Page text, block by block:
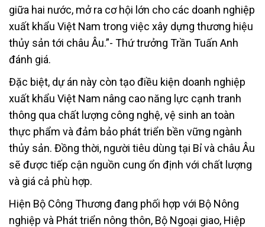
giữa hai nước, mở ra cơ hội lớn cho các doanh nghiệp
xuất khẩu Việt Nam trong việc xây dựng thương hiệu
thủy sản tới châu Âu.”- Thứ trưởng Trần Tuấn Anh
đánh giá.
Đặc biệt, dự án này còn tạo điều kiện doanh nghiệp
xuất khẩu Việt Nam nâng cao năng lực cạnh tranh
thông qua chất lượng công nghệ, vệ sinh an toàn
thực phẩm và đảm bảo phát triển bền vững ngành
thủy sản. Đồng thời, người tiêu dùng tại Bỉ và châu Âu
sẽ được tiếp cận nguồn cung ổn định với chất lượng
và giá cả phù hợp.
Hiện Bộ Công Thương đang phối hợp với Bộ Nông
nghiệp và Phát triển nông thôn, Bộ Ngoại giao, Hiệp